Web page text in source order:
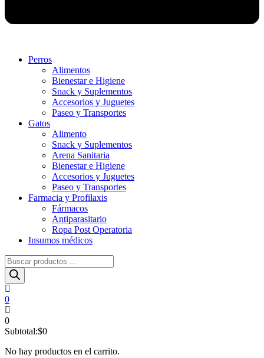
Perros
Alimentos
Bienestar e Higiene
Snack y Suplementos
Accesorios y Juguetes
Paseo y Transportes
Gatos
Alimento
Snack y Suplementos
Arena Sanitaria
Bienestar e Higiene
Accesorios y Juguetes
Paseo y Transportes
Farmacia y Profilaxis
Fármacos
Antiparasitario
Ropa Post Operatoria
Insumos médicos
Búsqueda
de
productos
0
0
Subtotal:$0
No hay productos en el carrito.